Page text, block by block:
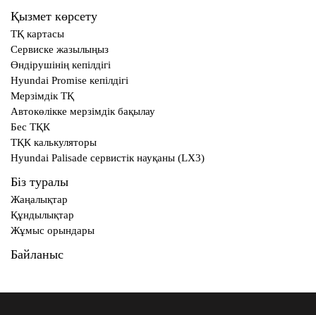
Қызмет көрсету
ТҚ картасы
Сервиске жазылыңыз
Өндірушінің кепілдігі
Hyundai Promise кепілдігі
Мерзімдік ТҚ
Автокөлікке мерзімдік бақылау
Бес ТҚК
ТҚК калькуляторы
Hyundai Palisade сервистік науқаны (LX3)
Біз туралы
Жаңалықтар
Құндылықтар
Жұмыс орындары
Байланыс